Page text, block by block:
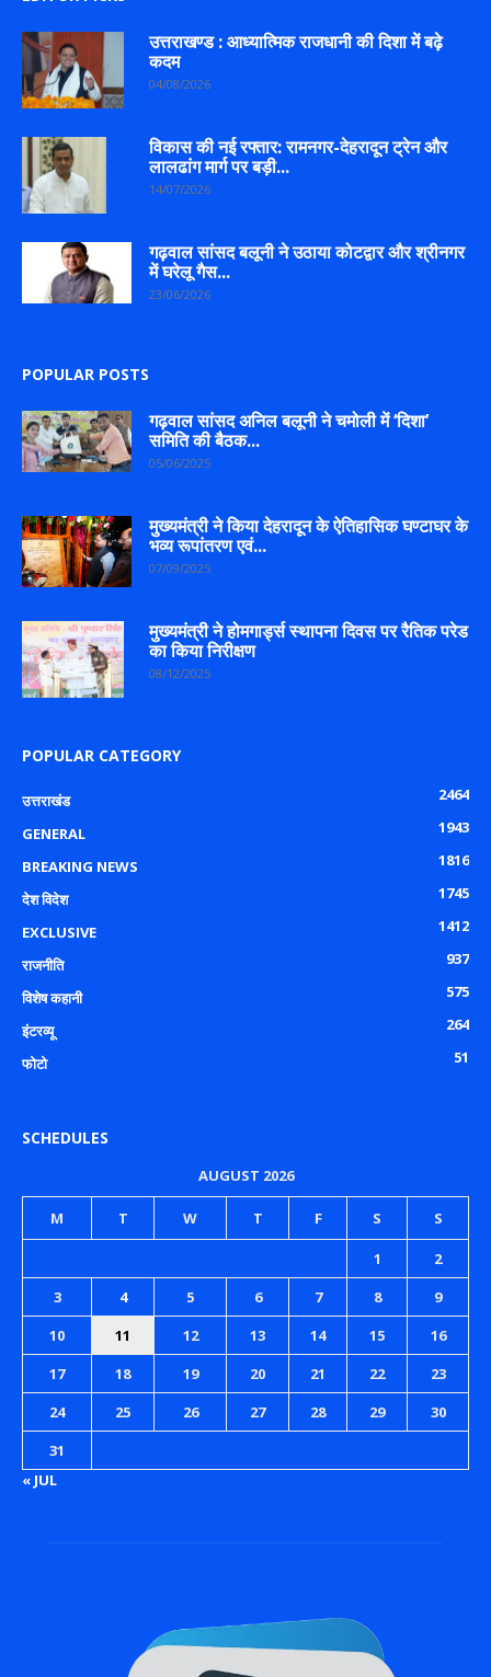
उत्तराखण्ड : आध्यात्मिक राजधानी की दिशा में बढ़े
कदम
04/08/2026
विकास की नई रफ्तार: रामनगर-देहरादून ट्रेन और
लालढांग मार्ग पर बड़ी...
14/07/2026
गढ़वाल सांसद बलूनी ने उठाया कोटद्वार और श्रीनगर
में घरेलू गैस...
23/06/2026
POPULAR POSTS
गढ़वाल सांसद अनिल बलूनी ने चमोली में ‘दिशा’
समिति की बैठक...
05/06/2025
मुख्यमंत्री ने किया देहरादून के ऐतिहासिक घण्टाघर के
भव्य रूपांतरण एवं...
07/09/2025
मुख्यमंत्री ने होमगार्ड्स स्थापना दिवस पर रैतिक परेड
का किया निरीक्षण
08/12/2025
POPULAR CATEGORY
उत्तराखंड
2464
GENERAL
1943
BREAKING NEWS
1816
देश विदेश
1745
EXCLUSIVE
1412
राजनीति
937
विशेष कहानी
575
इंटरव्यू
264
फोटो
51
SCHEDULES
AUGUST 2026
M T W T F S S
1
2
3
4 5 6 7 8
9
10
11 12 13 14 15
16
17
18 19 20 21 22
23
24
25 26 27 28 29
30
31
« JUL